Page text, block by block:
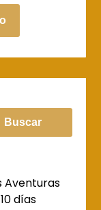
Buscar
Aventuras
días